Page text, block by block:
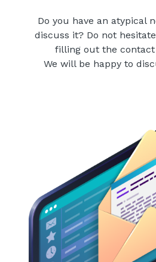
Do you have an atypical
discuss it? Do not
filling out the
We will be happy to